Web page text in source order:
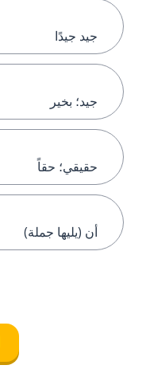
جيد جيدًا
جيد؛ بخير
حقيقي؛ حقاً
أن (يليها جملة)